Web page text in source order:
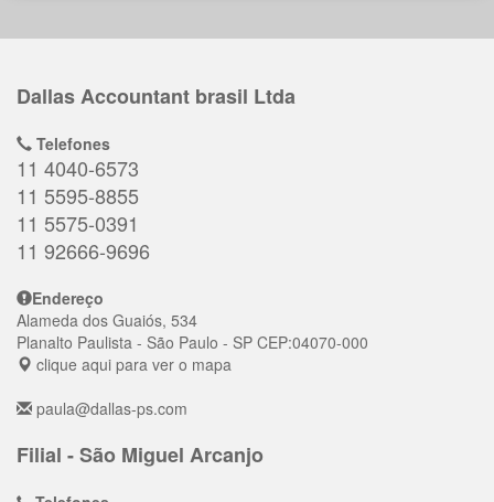
Dallas Accountant brasil Ltda
Telefones
11 4040-6573
11 5595-8855
11 5575-0391
11 92666-9696
Endereço
Alameda dos Guaiós, 534
Planalto Paulista - São Paulo - SP CEP:04070-000
clique aqui para ver o mapa
paula@dallas-ps.com
Filial - São Miguel Arcanjo